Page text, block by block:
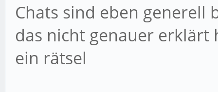
Chats sind eben generell
das nicht genauer
ein rätsel